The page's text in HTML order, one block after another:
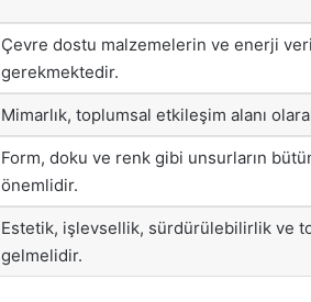
Çevre dostu malzemelerin ve enerji
gerekmektedir.
Mimarlık, toplumsal etkileşim alanı
Form, doku ve renk gibi unsurların
önemlidir.
Estetik, işlevsellik, sürdürülebilirlik ve
gelmelidir.